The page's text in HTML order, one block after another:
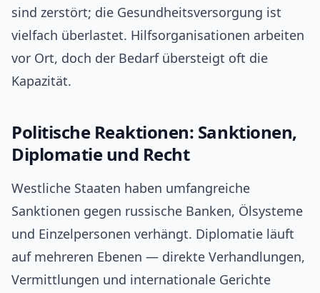
sind zerstört; die Gesundheitsversorgung ist
vielfach überlastet. Hilfsorganisationen arbeiten
vor Ort, doch der Bedarf übersteigt oft die
Kapazität.
Politische Reaktionen: Sanktionen,
Diplomatie und Recht
Westliche Staaten haben umfangreiche
Sanktionen gegen russische Banken, Ölsysteme
und Einzelpersonen verhängt. Diplomatie läuft
auf mehreren Ebenen — direkte Verhandlungen,
Vermittlungen und internationale Gerichte